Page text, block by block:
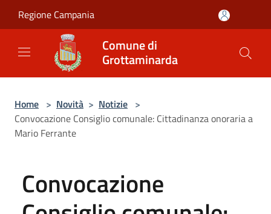
Regione Campania
Comune di
Grottaminarda
Home > Novità > Notizie >
Convocazione Consiglio comunale: Cittadinanza onoraria a
Mario Ferrante
Convocazione